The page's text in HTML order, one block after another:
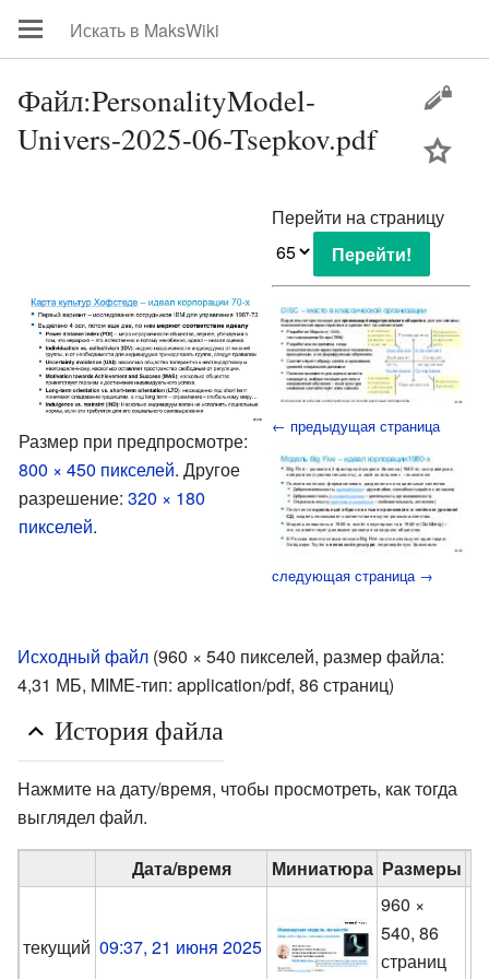
Файл:PersonalityModel-
Univers-2025-06-Tsepkov.pdf
Размер при предпросмотре:
800 × 450 пикселей. Другое
разрешение: 320 × 180
пикселей.
Перейти на страницу
← предыдущая страница
следующая страница →
Исходный файл (960 × 540 пикселей, размер файла:
4,31 МБ, MIME-тип: application/pdf, 86 страниц)
История файла
Нажмите на дату/время, чтобы просмотреть, как тогда
выглядел файл.
Дата/время Миниатюра Размеры
текущий 09:37, 21 июня 2025
960 ×
540, 86
страниц